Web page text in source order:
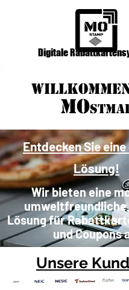
Digitale
MO
Entdecken Sie
Lösung!
Wir bieten eine
Lösung für
und Coupons
Unsere